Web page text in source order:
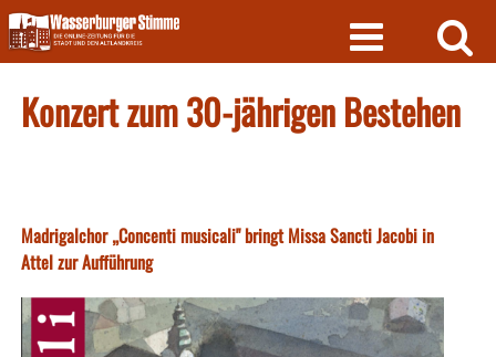
Skip
to
content
Konzert zum 30-jährigen Bestehen
Madrigalchor „Concenti musicali" bringt Missa Sancti Jacobi in
Attel zur Aufführung